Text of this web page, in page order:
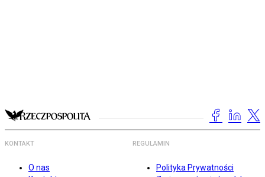
KONTAKT
O nas
REGULAMIN
Polityka Prywatności